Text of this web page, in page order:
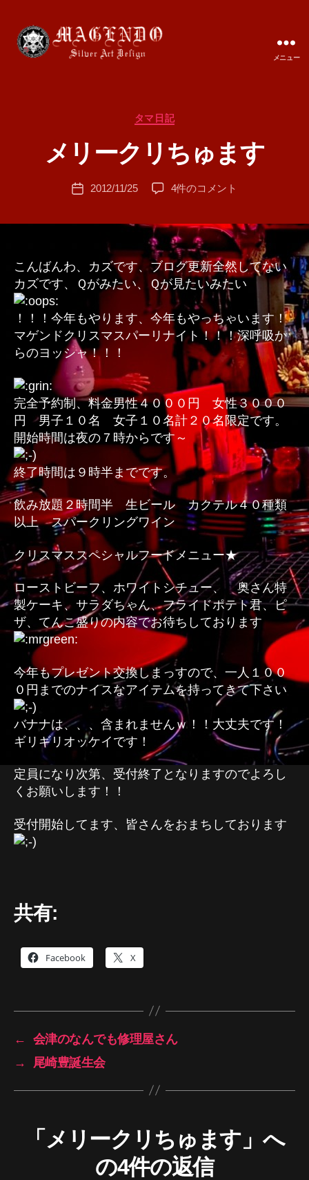
メニュー
カ
ゴ
リ
タマ日記
メリークリちゅます
投
成
者
T
A
投
2012/11/25
メ
ク
リ
ち
ゅ
ま
す
へ
の
4件のコメント
こんばんわ、カズです、ブログ更新全然してない
カズです、Ｑがみたい、Ｑが見たいみたい
！！！今年もやります、今年もやっちゃいます！
マゲンドクリスマスパーリナイト！！！深呼吸か
らのヨッシャ！！！
完全予約制、料金男性４０００円 女性３０００
円 男子１０名 女子１０名計２０名限定です。
開始時間は夜の７時からです～
終了時間は９時半までです。
飲み放題２時間半 生ビール カクテル４０種類
以上 スパークリングワイン
クリスマススペシャルフードメニュー★
ローストビーフ、ホワイトシチュー、 奥さん特
製ケーキ、サラダちゃん、フライドポテト君、ピ
ザ、てんこ盛りの内容でお待ちしております
今年もプレゼント交換しまっすので、一人１００
０円までのナイスなアイテムを持ってきて下さい
バナナは、、、含まれませんｗ！！大丈夫です！
ギリギリオッケイです！
定員になり次第、受付終了となりますのでよろし
くお願いします！！
受付開始してます、皆さんをおまちしております
共有:
Facebook X
←
会津のなんでも修理屋さん
→
尾崎豊誕生会
「メリークリちゅます」へ
の4件の返信